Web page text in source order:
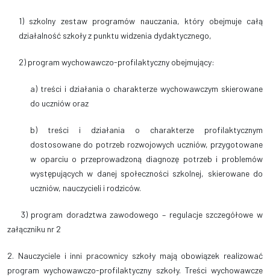
1) szkolny zestaw programów nauczania, który obejmuje całą
działalność szkoły z punktu widzenia dydaktycznego,
2) program wychowawczo-profilaktyczny obejmujący:
a) treści i działania o charakterze wychowawczym skierowane
do uczniów oraz
b) treści i działania o charakterze profilaktycznym
dostosowane do potrzeb rozwojowych uczniów, przygotowane
w oparciu o przeprowadzoną diagnozę potrzeb i problemów
występujących w danej społeczności szkolnej, skierowane do
uczniów, nauczycieli i rodziców.
3) program doradztwa zawodowego – regulacje szczegółowe w
załączniku nr 2
2. Nauczyciele i inni pracownicy szkoły mają obowiązek realizować
program wychowawczo-profilaktyczny szkoły. Treści wychowawcze